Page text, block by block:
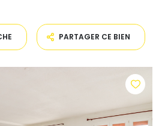
PARTAGER CE BIEN